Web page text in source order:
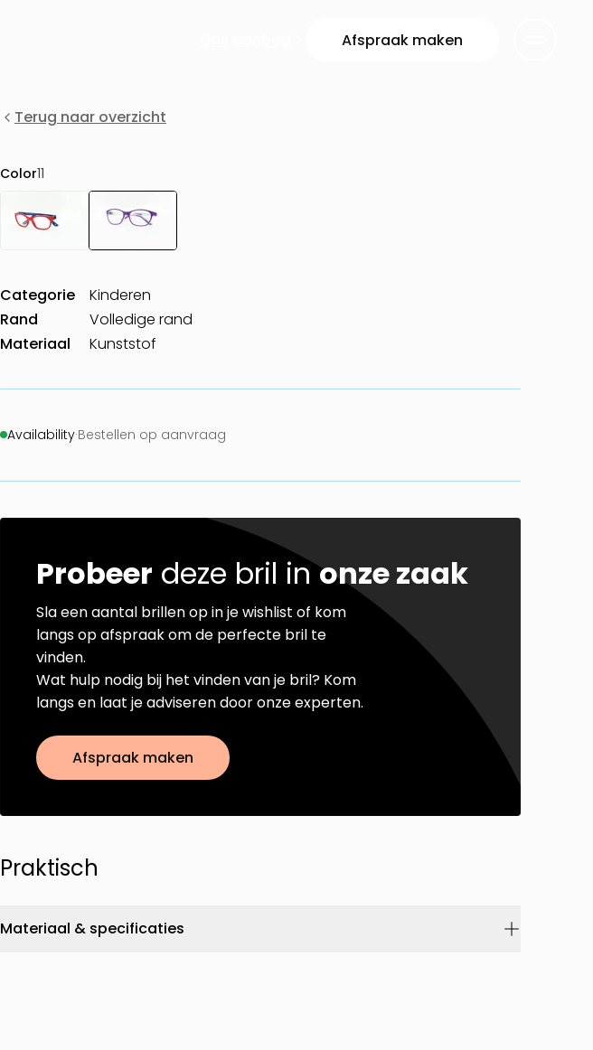
Afspraak maken
Terug naar overzicht
Color11
Categorie
Kinderen
Rand
Volledige rand
Materiaal
Kunststof
Availability·Bestellen op aanvraag
Probeer deze bril inonze zaak
Sla een aantal brillen op in je wishlist of kom
langs op afspraak om de perfecte bril te
vinden.
Wat hulp nodig bij het vinden van je bril? Kom
langs en laat je adviseren door onze experten.
Afspraak maken
Praktisch
Materiaal & specificaties